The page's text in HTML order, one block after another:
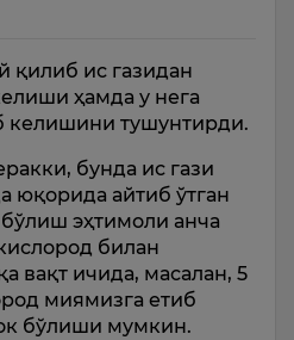
қилиб ис газидан
ҳамда у нега
келишини тушунтирди.
бунда ис гази
юқорида айтиб ўтган
эҳтимоли анча
билан
вақт ичида, масалан, 5
миямизга етиб
бўлиши мумкин.